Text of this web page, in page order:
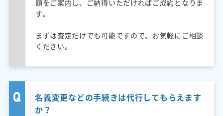
額をご案内し、ご納得いただければご成約となりま
す。
まずは査定だけでも可能ですので、お気軽にご相談
ください。
名義変更などの手続きは代行してもらえます
か？